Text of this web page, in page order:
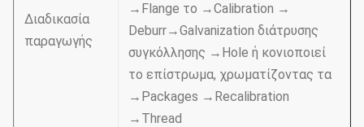
Διαδικασία
παραγωγής
→Flange το →Calibration →
Deburr→Galvanization διάτρυσης
συγκόλλησης →Hole ή κονιοποιεί
το επίστρωμα, χρωματίζοντας τα
→Packages →Recalibration
→Thread